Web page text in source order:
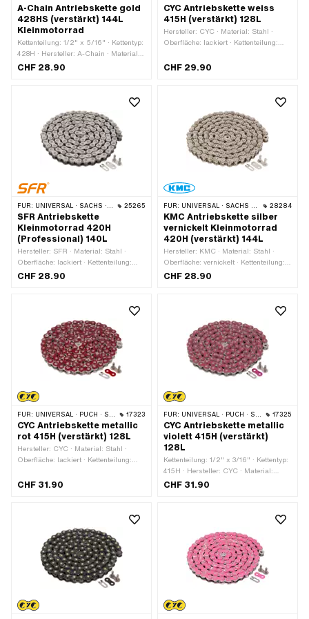
A-Chain Antriebskette gold
428HS (verstärkt) 144L
Kleinmotorrad
Kettenteilung: 1/2" x 5/16" · Kettentyp:
428H · Hersteller: A-Chain · Material:
Stahl · Oberfläche: lackiert · Farbe:
Kettenschloss-Art: Federverschluss
CHF 28.90
CYC Antriebskette weiss
415H (verstärkt) 128L
Hersteller: CYC · Material: Stahl ·
Oberfläche: lackiert · Kettenteilung:
Abrollumfang: 1626 mm · Anzahl
CHF 29.90
FÜR: UNIVERSAL · SACHS · KREIDLER 25265
SFR Antriebskette
Kleinmotorrad 420H
(Professional) 140L
Hersteller: SFR · Material: Stahl ·
Oberfläche: lackiert · Kettenteilung:
1/2" x 1/4" · Kettentyp: 420P ·
CHF 28.90
FÜR: UNIVERSAL · SACHS · KREIDLER 28284
KMC Antriebskette silber
vernickelt Kleinmotorrad
420H (verstärkt) 144L
Hersteller: KMC · Material: Stahl ·
Oberfläche: vernickelt · Kettenteilung:
1/2" x 1/4" · Kettentyp: 420H ·
Art: Federverschluss · Farbe: silber
CHF 28.90
FÜR: UNIVERSAL · PUCH · SACHS · PONY / CILO (BETA 521 & 512) · ZÜNDAPP BELMONDO · TOMOS · BYE BIKE 17323
CYC Antriebskette metallic
rot 415H (verstärkt) 128L
Hersteller: CYC · Material: Stahl ·
Oberfläche: lackiert · Kettenteilung:
Abrollumfang: 1626 mm · Anzahl
CHF 31.90
FÜR: UNIVERSAL · PUCH · SACHS · PONY / CILO (BETA 521 & 512) · ZÜNDAPP BELMONDO · TOMOS · BYE BIKE 17325
CYC Antriebskette metallic
violett 415H (verstärkt)
128L
Kettenteilung: 1/2" x 3/16" · Kettentyp:
415H · Hersteller: CYC · Material:
Stahl · Oberfläche: lackiert · Farbe:
Kettenschloss-Art: Federverschluss
CHF 31.90